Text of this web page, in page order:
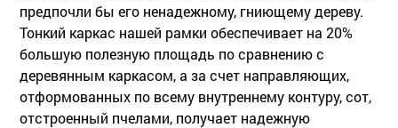
предпочли бы его ненадежному, гниющему дереву.
Тонкий каркас нашей рамки обеспечивает на 20%
большую полезную площадь по сравнению с
деревянным каркасом, а за счет направляющих,
отформованных по всему внутреннему контуру, сот,
отстроенный пчелами, получает надежную